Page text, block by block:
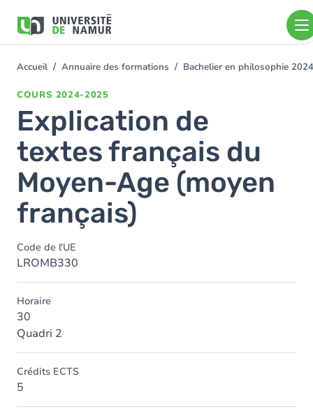
contenu
You
Accueil Annuaire des formations Bachelier en philosophie
COURS 2024-2025
Explication de
textes français du
Moyen-Age (moyen
français)
Code de l'UE
LROMB330
Horaire
30
Quadri 2
Crédits ECTS
5